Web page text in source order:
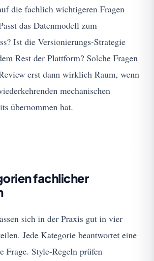
die fachlich wichtigeren Fragen
das Datenmodell zum
Ist die Versionierungs-Strategie
Rest der Plattform? Solche Fragen
erst dann wirklich Raum, wenn
mechanischen
übernommen hat.
fachlicher
sich in der Praxis gut in vier
Jede Kategorie beantwortet eine
Frage. Style-Regeln prüfen